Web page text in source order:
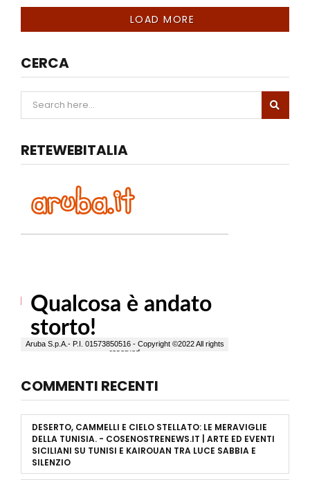
LOAD MORE
CERCA
RETEWEBITALIA
COMMENTI RECENTI
DESERTO, CAMMELLI E CIELO STELLATO: LE MERAVIGLIE
DELLA TUNISIA. - COSENOSTRENEWS.IT | ARTE ED EVENTI
SICILIANI SU TUNISI E KAIROUAN TRA LUCE SABBIA E
SILENZIO